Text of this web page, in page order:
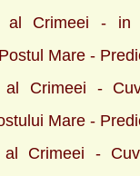
al Crimeei - in
Mare -
al Crimeei -
Mare -
al Crimeei -